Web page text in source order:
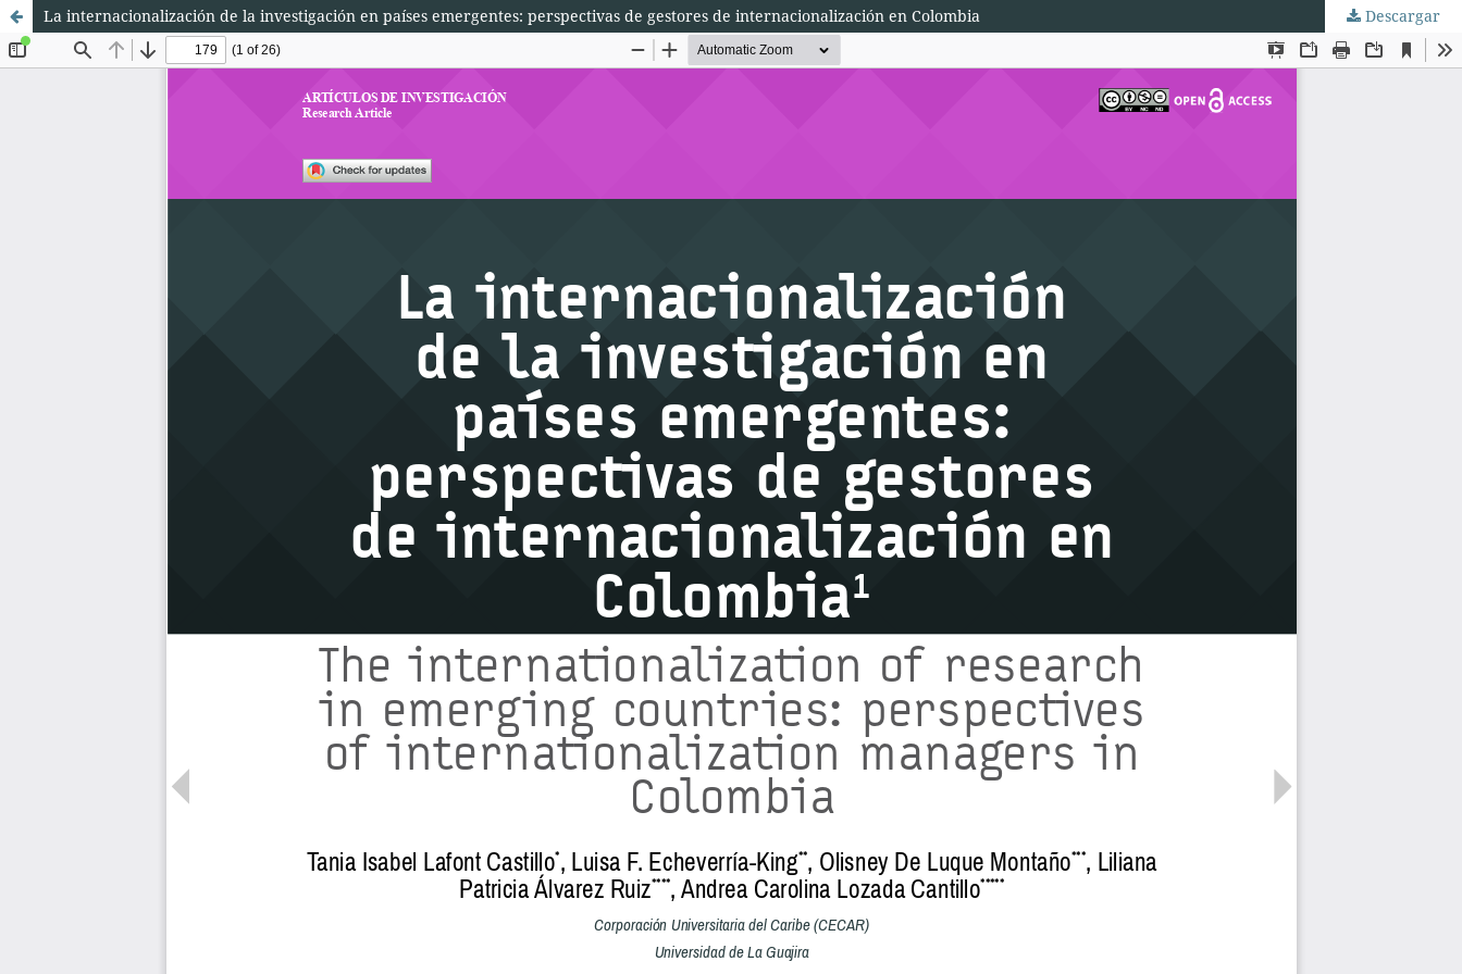
La internacionalización de la investigación en países emergentes: perspectivas de gestores de internacionalización en Colombia Descargar